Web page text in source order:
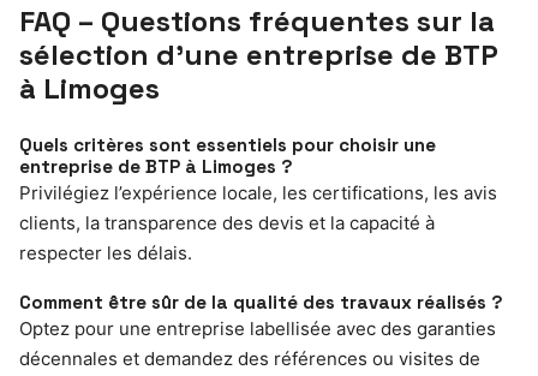
FAQ – Questions fréquentes sur la
sélection d’une entreprise de BTP
à Limoges
Quels critères sont essentiels pour choisir une
entreprise de BTP à Limoges ?
Privilégiez l’expérience locale, les certifications, les avis
clients, la transparence des devis et la capacité à
respecter les délais.
Comment être sûr de la qualité des travaux réalisés ?
Optez pour une entreprise labellisée avec des garanties
décennales et demandez des références ou visites de